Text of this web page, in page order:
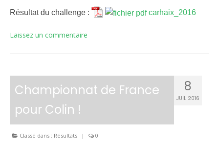
Résultat du challenge : carhaix_2016
Laissez un commentaire
8
JUIL 2016
Championnat de France
pour Colin !
Classé dans : Résultats | 0